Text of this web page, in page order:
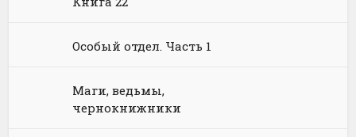
Особый отдел. Часть 1
Маги, ведьмы,
чернокнижники